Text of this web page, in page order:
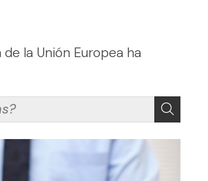
de la Unión Europea ha